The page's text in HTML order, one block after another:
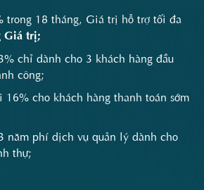
trong 18 tháng, Giá trị hỗ trợ tối đa
Giá trị;
chỉ dành cho 3 khách hàng đầu
công;
cho khách hàng thanh toán sớm
năm phí dịch vụ quản lý dành cho
thự;